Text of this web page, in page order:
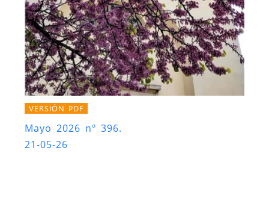
VERSIÓN PDF
Mayo 2026 nº 396.
21-05-26